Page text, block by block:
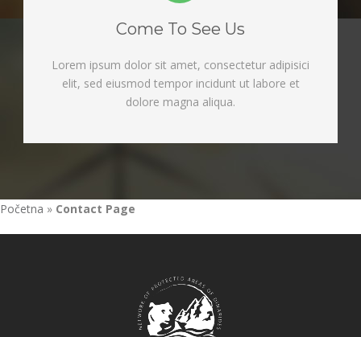
Come To See Us
Lorem ipsum dolor sit amet, consectetur adipisici
elit, sed eiusmod tempor incidunt ut labore et
dolore magna aliqua.
Početna » Contact Page